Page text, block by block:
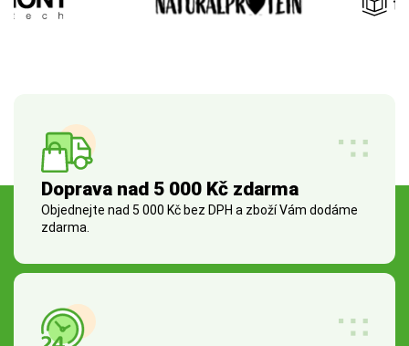
Doprava nad 5 000 Kč zdarma
Objednejte nad 5 000 Kč bez DPH a zboží Vám dodáme
zdarma.